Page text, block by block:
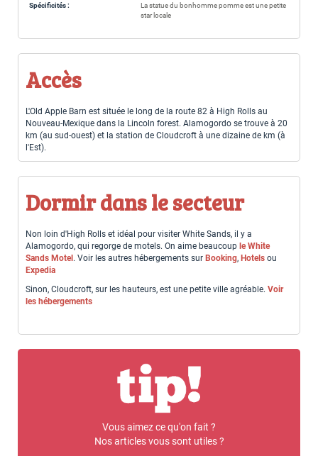
Spécificités :
La statue du bonhomme pomme est une petite
star locale
Accès
L'Old Apple Barn est située le long de la route 82 à High Rolls au
Nouveau-Mexique dans la Lincoln forest. Alamogordo se trouve à 20
km (au sud-ouest) et la station de Cloudcroft à une dizaine de km (à
l'Est).
Dormir dans le secteur
Non loin d'High Rolls et idéal pour visiter White Sands, il y a
Alamogordo, qui regorge de motels. On aime beaucoup le White
Sands Motel. Voir les autres hébergements sur Booking, Hotels ou
Expedia
Sinon, Cloudcroft, sur les hauteurs, est une petite ville agréable. Voir
les hébergements
Vous aimez ce qu'on fait ?
Nos articles vous sont utiles ?